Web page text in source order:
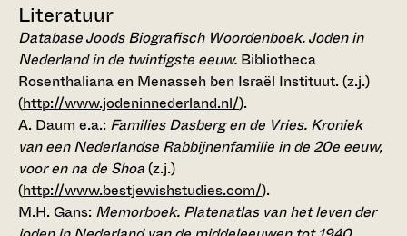
Literatuur
Database Joods Biografisch Woordenboek. Joden in
Nederland in de twintigste eeuw. Bibliotheca
Rosenthaliana en Menasseh ben Israël Instituut. (z.j.)
(http://www.jodeninnederland.nl/).
A. Daum e.a.: Families Dasberg en de Vries. Kroniek
van een Nederlandse Rabbijnenfamilie in de 20e eeuw,
voor en na de Shoa(z.j.)
(http://www.bestjewishstudies.com/).
M.H. Gans: Memorboek. Platenatlas van het leven der